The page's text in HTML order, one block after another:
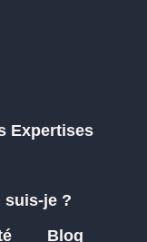
Expertises
suis-je ?
Blog